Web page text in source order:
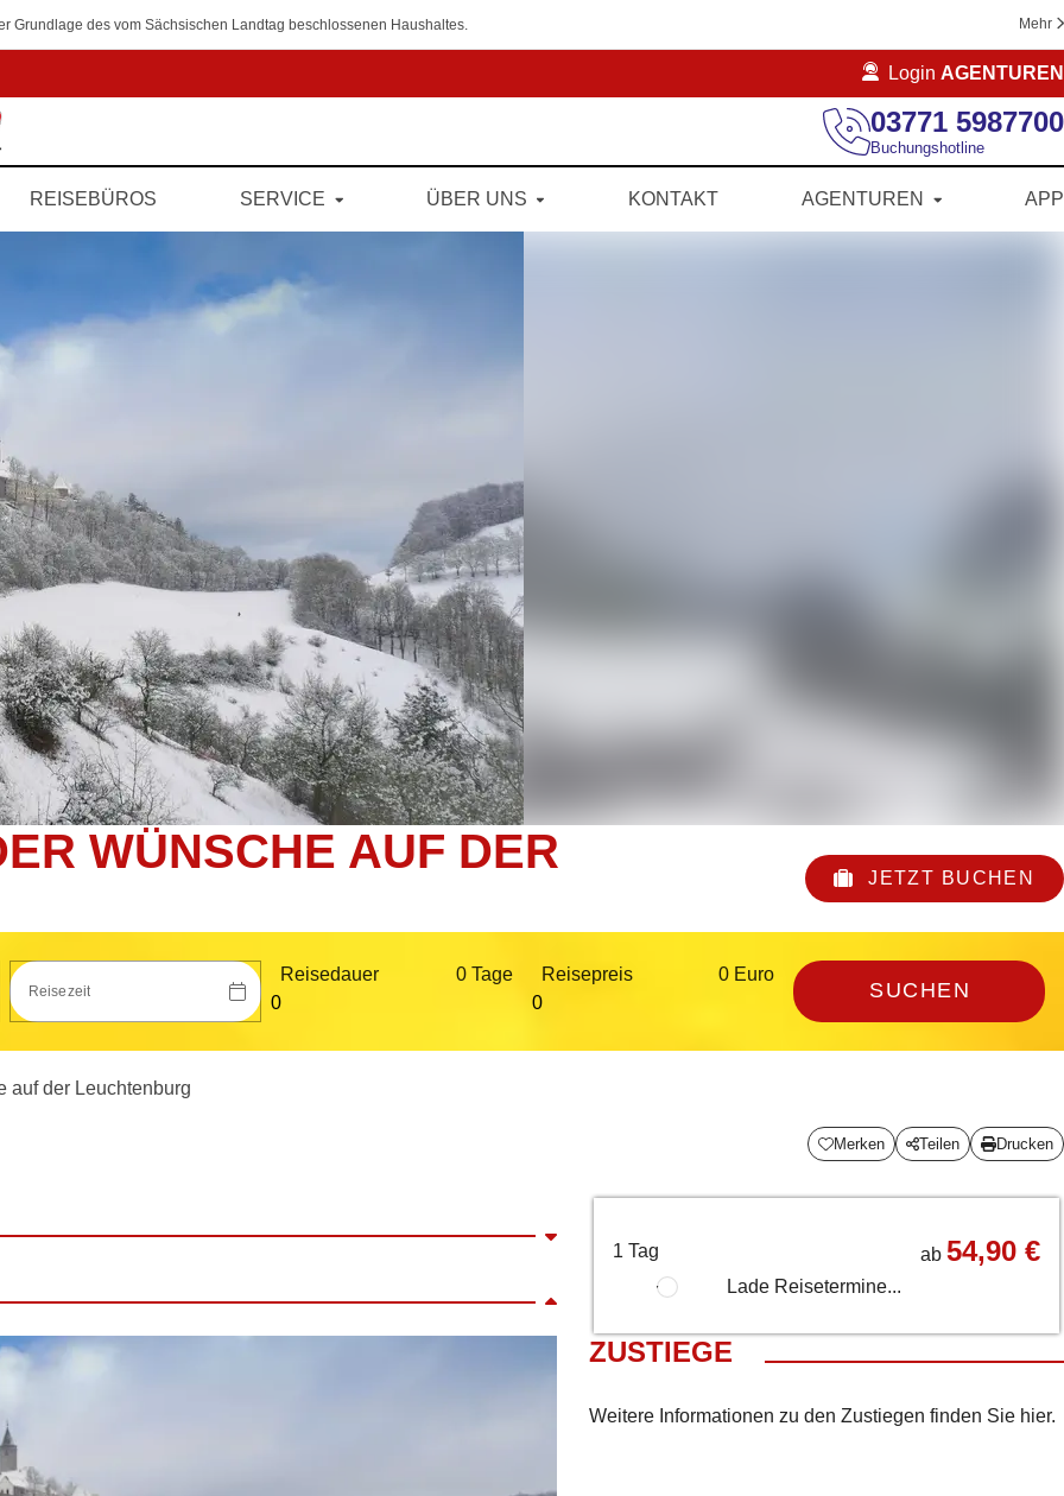
Grundlage des vom Sächsischen Landtag beschlossenen Haushaltes. Mehr
Login AGENTUREN
03771 5987700
Buchungshotline
REISEBÜROS SERVICE ÜBER UNS KONTAKT AGENTUREN APP
WÜNSCHE AUF DER
JETZT BUCHEN
Reisezeit
Reisedauer 0 Tage Reisepreis 0 Euro
SUCHEN
auf der Leuchtenburg
Merken Teilen Drucken
1 Tag ab 54,90 €
Lade Reisetermine...
ZUSTIEGE
Weitere Informationen zu den Zustiegen finden Sie hier.